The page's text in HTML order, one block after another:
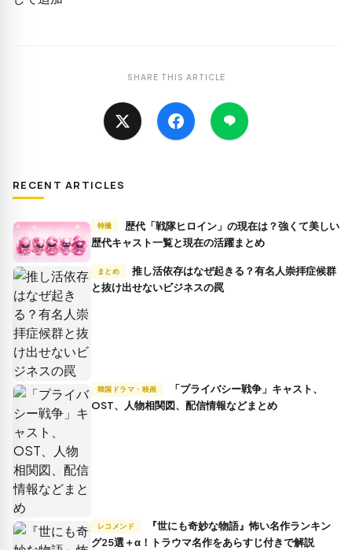
SHARE THIS ARTICLE
RECENT ARTICLES
特撮
歴代キャスト一覧と現在の活躍まとめ
まとめ
推し活依存はなぜ起きる？有名人崇拝症候群
と抜け出せないビジネスの罠
韓国ドラマ・映画
OST、人物相関図、配信情報などまとめ
レコメンド
グ25選＋α！トラウマ名作をあらすじ付きで解説